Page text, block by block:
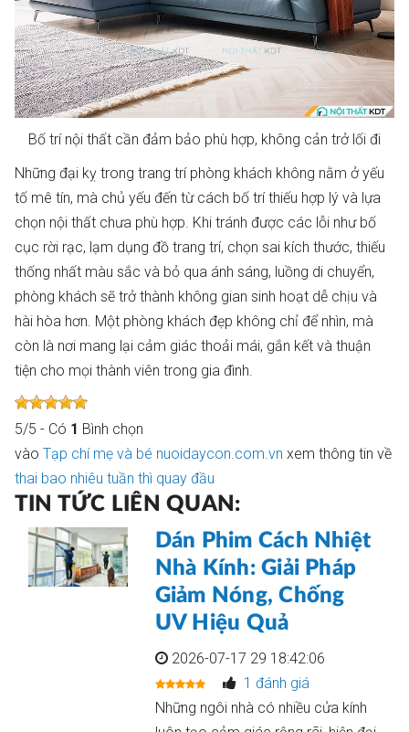
Bố trí nội thất cần đảm bảo phù hợp, không cản trở lối đi
Những đại kỵ trong trang trí phòng khách không nằm ở yếu
tố mê tín, mà chủ yếu đến từ cách bố trí thiếu hợp lý và lựa
chọn nội thất chưa phù hợp. Khi tránh được các lỗi như bố
cục rời rạc, lạm dụng đồ trang trí, chọn sai kích thước, thiếu
thống nhất màu sắc và bỏ qua ánh sáng, luồng di chuyển,
phòng khách sẽ trở thành không gian sinh hoạt dễ chịu và
hài hòa hơn. Một phòng khách đẹp không chỉ để nhìn, mà
còn là nơi mang lại cảm giác thoải mái, gắn kết và thuận
tiện cho mọi thành viên trong gia đình.
5/5 - Có 1 Bình chọn
vào Tạp chí mẹ và bé nuoidaycon.com.vn xem thông tin về
thai bao nhiêu tuần thì quay đầu
TIN TỨC LIÊN QUAN:
Dán Phim Cách Nhiệt
Nhà Kính: Giải Pháp
Giảm Nóng, Chống
UV Hiệu Quả
2026-07-17 29 18:42:06
1 đánh giá
Những ngôi nhà có nhiều cửa kính